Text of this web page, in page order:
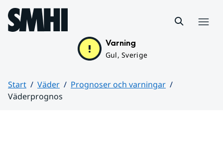
Hoppa till sidans innehåll
Varning
Gul, Sverige
Start Väder
Prognoser och varningar
Väderprognos